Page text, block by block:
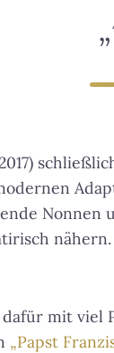
Nonnen
nähern.
mit viel
„Papst